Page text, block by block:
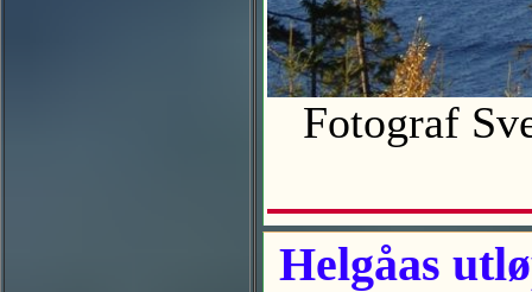
Fotograf
Helgåas